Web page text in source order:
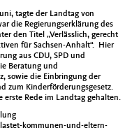
tagte der Landtag von
die Regierungserklärung des
den Titel „Verlässlich, gerecht
für Sachsen-Anhalt“. Hier
aus CDU, SPD und
Beratung und
sowie die Einbringung der
zum Kinderförderungsgesetz.
Rede im Landtag gehalten.
kommunen-und-eltern-